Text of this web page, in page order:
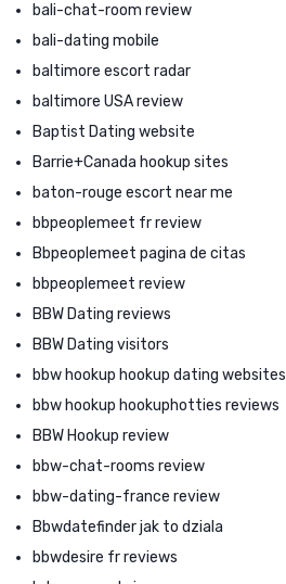
bali-chat-room review
bali-dating mobile
baltimore escort radar
baltimore USA review
Baptist Dating website
Barrie+Canada hookup sites
baton-rouge escort near me
bbpeoplemeet fr review
Bbpeoplemeet pagina de citas
bbpeoplemeet review
BBW Dating reviews
BBW Dating visitors
bbw hookup hookup dating websites
bbw hookup hookuphotties reviews
BBW Hookup review
bbw-chat-rooms review
bbw-dating-france review
Bbwdatefinder jak to dziala
bbwdesire fr reviews